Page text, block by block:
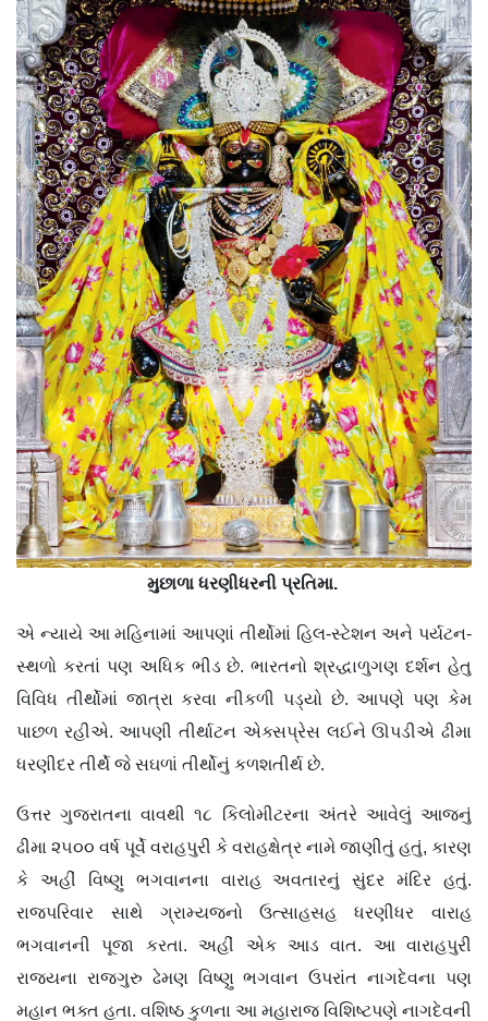
મુછાળા ધરણીધરની પ્રતિમા.
એ ન્યાયે આ મહિનામાં આપણાં તીર્થોમાં હિલ-સ્ટેશન અને પર્યટન-
સ્થળો કરતાં પણ અધિક ભીડ છે. ભારતનો શ્રદ્ધાળુગણ દર્શન હેતુ
વિવિધ તીર્થોમાં જાત્રા કરવા નીકળી પડ્યો છે. આપણે પણ કેમ
પાછળ રહીએ. આપણી તીર્થાટન એક્સપ્રેસ લઈને ઊપડીએ ઢીમા
ધરણીદર તીર્થે જે સઘળાં તીર્થોનું કળશતીર્થ છે.
ઉત્તર ગુજરાતના વાવથી ૧૮ કિલોમીટરના અંતરે આવેલું આજનું
ઢીમા ૨૫૦૦ વર્ષ પૂર્વે વરાહપુરી કે વરાહક્ષેત્ર નામે જાણીતું હતું, કારણ
કે અહીં વિષ્ણુ ભગવાનના વારાહ અવતારનું સુંદર મંદિર હતું.
રાજપરિવાર સાથે ગ્રામ્યજનો ઉત્સાહસહ ધરણીધર વારાહ
ભગવાનની પૂજા કરતા. અહીં એક આડ વાત. આ વારાહપુરી
રાજ્યના રાજગુરુ ઢેમણ વિષ્ણુ ભગવાન ઉપરાંત નાગદેવના પણ
મહાન ભક્ત હતા. વશિષ્ઠ કુળના આ મહારાજ વિશિષ્ટપણે નાગદેવની